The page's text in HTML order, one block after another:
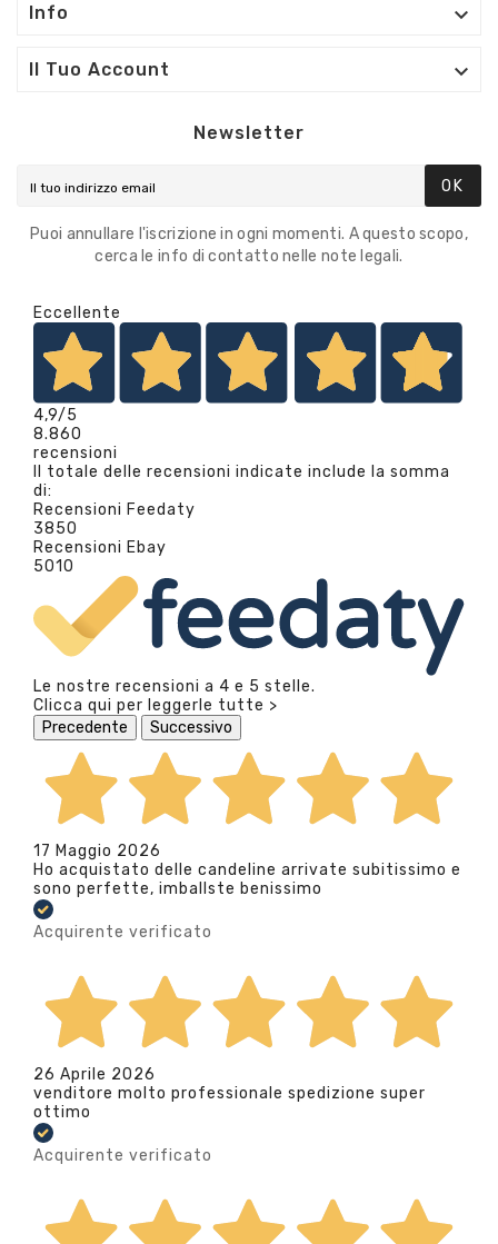
Info 
Il Tuo Account 
Newsletter
OK
Puoi annullare l'iscrizione in ogni momenti. A questo scopo,
cerca le info di contatto nelle note legali.
Eccellente
4,9/5
8.860
recensioni
Il totale delle recensioni indicate include la somma
di:
Recensioni Feedaty
3850
Recensioni Ebay
5010
Le nostre recensioni a 4 e 5 stelle.
Clicca qui per leggerle tutte >
Precedente
Successivo
17 Maggio 2026
Ho acquistato delle candeline arrivate subitissimo e
sono perfette, imballste benissimo
Acquirente verificato
26 Aprile 2026
venditore molto professionale spedizione super
ottimo
Acquirente verificato